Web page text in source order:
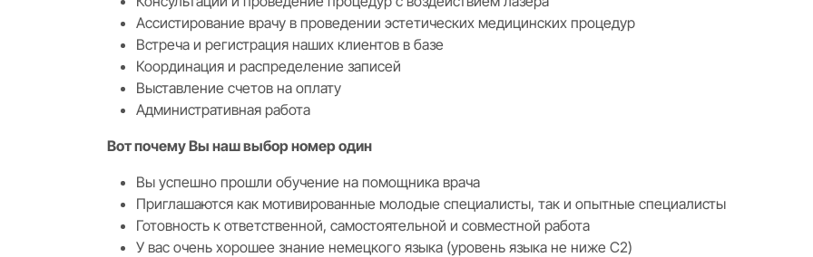
Ассистирование врачу в проведении эстетических медицинских процедур
Встреча и регистрация наших клиентов в базе
Координация и распределение записей
Выставление счетов на оплату
Административная работа
Вот почему Вы наш выбор номер один
Вы успешно прошли обучение на помощника врача
Приглашаются как мотивированные молодые специалисты, так и опытные специалисты
Готовность к ответственной, самостоятельной и совместной работа
У вас очень хорошее знание немецкого языка (уровень языка не ниже C2)